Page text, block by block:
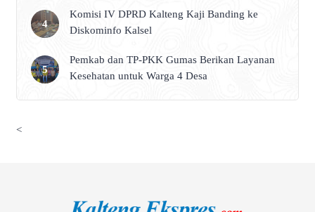
Komisi IV DPRD Kalteng Kaji Banding ke
Diskominfo Kalsel
Pemkab dan TP-PKK Gumas Berikan Layanan
Kesehatan untuk Warga 4 Desa
<